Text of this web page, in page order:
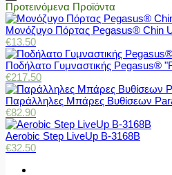
Προτεινόμενα Προϊόντα
Μονόζυγο Πόρτας Pegasus® Chin
€13.50
Ποδήλατο Γυμναστικής Pegasus®
€217.50
Παράλληλες Μπάρες Βυθίσεων
€82.90
Aerobic Step LiveUp B-3168B
€32.50